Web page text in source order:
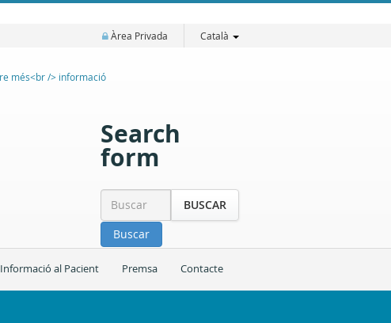
Àrea Privada Català
Search
form
BUSCAR
Buscar
Informació al Pacient Premsa Contacte